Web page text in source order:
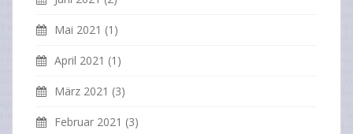
Mai 2021 (1)
April 2021 (1)
März 2021 (3)
Februar 2021 (3)